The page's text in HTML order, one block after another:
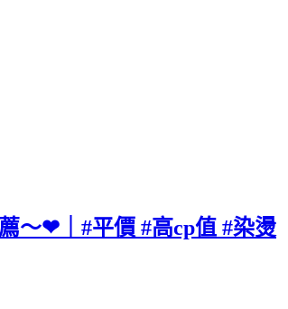
～❤｜#平價 #高cp值 #染燙